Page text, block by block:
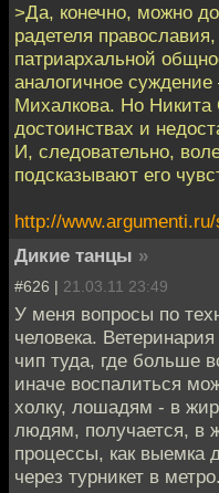
>Да, конечно, можно
радетеля
патриархальной
аналогичное
Михалкова. Но Никита
достоинствах и
И, следовательно,
подсказывают его
http://
Дикие танцы »
#626 | 21.03.11 23:49
У меня вопросы по
человека.
чип туда, где больше
иначе воспалиться
холку, лошадям - в
людям, получается, в
процессы, как выемка
через турникет в метро.